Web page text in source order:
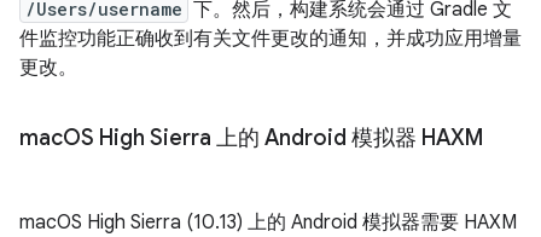
/Users/username 下。然后，构建系统会通过 Gradle 文
件监控功能正确收到有关文件更改的通知，并成功应用增量
更改。
macOS High Sierra 上的 Android 模拟器 HAXM
macOS High Sierra (10.13) 上的 Android 模拟器需要 HAXM